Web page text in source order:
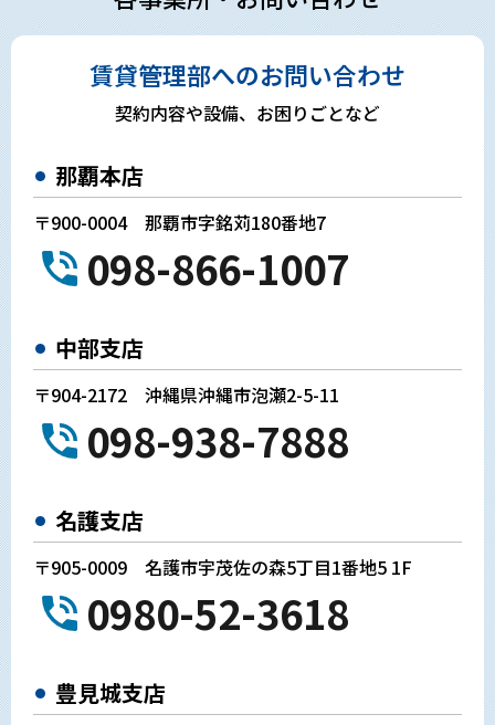
賃貸管理部へのお問い合わせ
契約内容や設備、お困りごとなど
那覇本店
〒900-0004 那覇市字銘苅180番地7
098-866-1007
中部支店
〒904-2172 沖縄県沖縄市泡瀬2-5-11
098-938-7888
名護支店
〒905-0009 名護市宇茂佐の森5丁目1番地5 1F
0980-52-3618
豊見城支店